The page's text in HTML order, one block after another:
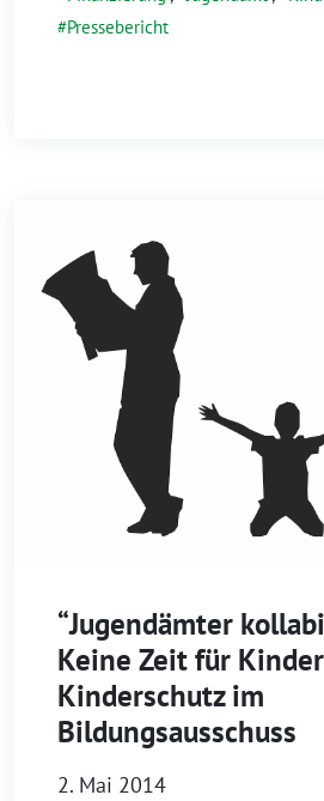
Pressebericht
“Jugendämter
Keine Zeit für
Kinderschutz im
Bildungsausschuss
2. Mai 2014